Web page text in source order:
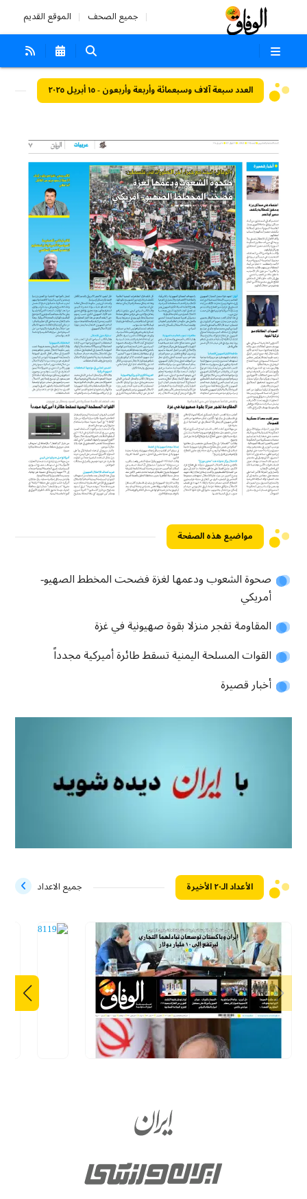
جميع الصحف الموقع القديم
العدد سبعة آلاف وسبعمائة وأربعة وأربعون - ١٥ أبريل ٢٠٢٥
مواضيع هذه الصفحة
صحوة الشعوب ودعمها لغزة فضحت المخطط الصهيو-
أمريكي
المقاومة تفجر منزلا بقوة صهيونية في غزة
القوات المسلحة اليمنية تسقط طائرة أميركية مجدداً
أخبار قصيرة
الأعداد الـ۲۰ الأخيرة جميع الاعداد